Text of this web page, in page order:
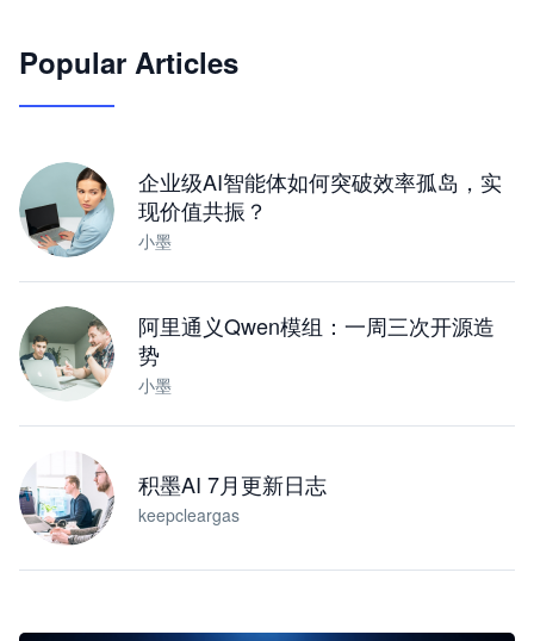
JimoClaw 桌面 AI Agent 工作台
Popular Articles
企业级AI智能体如何突破效率孤岛，实
现价值共振？
小墨
阿里通义Qwen模组：一周三次开源造
势
小墨
积墨AI 7月更新日志
keepcleargas